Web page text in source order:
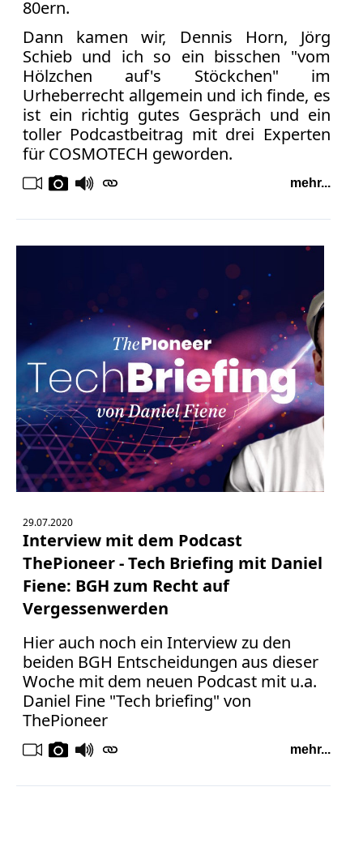
80ern.
Dann kamen wir, Dennis Horn, Jörg
Schieb und ich so ein bisschen "vom
Hölzchen auf's Stöckchen" im
Urheberrecht allgemein und ich finde, es
ist ein richtig gutes Gespräch und ein
toller Podcastbeitrag mit drei Experten
für COSMOTECH geworden.
mehr...
29.07.2020
Interview mit dem Podcast
ThePioneer - Tech Briefing mit Daniel
Fiene: BGH zum Recht auf
Vergessenwerden
Hier auch noch ein Interview zu den
beiden BGH Entscheidungen aus dieser
Woche mit dem neuen Podcast mit u.a.
Daniel Fine "Tech briefing" von
ThePioneer
mehr...